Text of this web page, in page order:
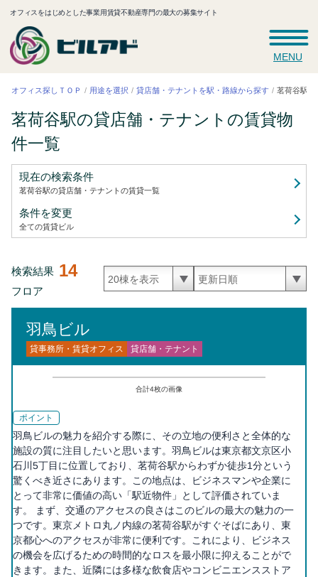
オフィスをはじめとした事業用賃貸不動産専門の最大の募集サイト
MENU
オフィス探しＴＯＰ 用途を選択 貸店舗・テナントを駅・路線から探す 茗荷谷駅の
茗荷谷駅の貸店舗・テナントの賃貸物
件一覧
現在の検索条件
茗荷谷駅の貸店舗・テナントの賃貸一覧
条件を変更
全ての賃貸ビル
検索結果 14
フロア
羽鳥ビル
貸事務所・賃貸オフィス 貸店舗・テナント
合計4枚の画像
ポイント
羽鳥ビルの魅力を紹介する際に、その立地の便利さと全体的な
施設の質に注目したいと思います。羽鳥ビルは東京都文京区小
石川5丁目に位置しており、茗荷谷駅からわずか徒歩1分という
驚くべき近さにあります。この地点は、ビジネスマンや企業に
とって非常に価値の高い「駅近物件」として評価されていま
す。 まず、交通のアクセスの良さはこのビルの最大の魅力の一
つです。東京メトロ丸ノ内線の茗荷谷駅がすぐそばにあり、東
京都心へのアクセスが非常に便利です。これにより、ビジネス
の機会を広げるための時間的なロスを最小限に抑えることがで
きます。また、近隣には多様な飲食店やコンビニエンスストア